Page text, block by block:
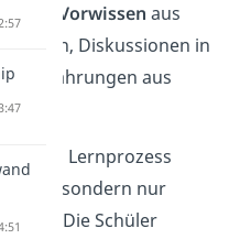
Vorwissen aus
Diskussionen in
Erfahrungen aus
den Lernprozess
sondern nur
Die Schüler